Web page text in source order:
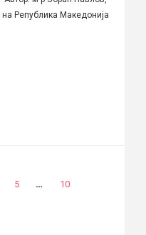
на Република Македонија
5 … 10